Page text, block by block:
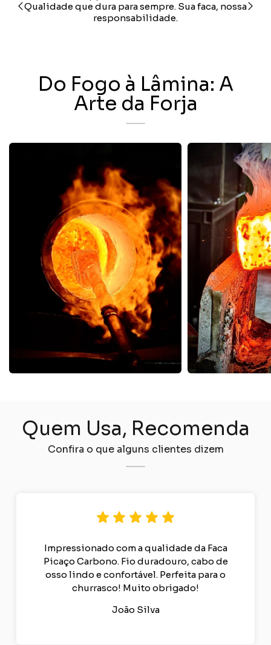
Qualidade que dura para sempre. Sua faca, nossa
responsabilidade.
Do Fogo à Lâmina: A
Arte da Forja
Quem Usa, Recomenda
Confira o que alguns clientes dizem
Impressionado com a qualidade da Faca
Picaço Carbono. Fio duradouro, cabo de
osso lindo e confortável. Perfeita para o
churrasco! Muito obrigado!
João Silva